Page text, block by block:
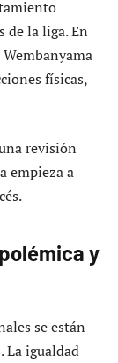
de la liga. En
físicas,
revisión
empieza a
y
se están
La igualdad